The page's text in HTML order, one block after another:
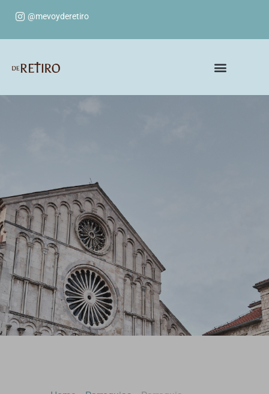
@mevoyderetiro